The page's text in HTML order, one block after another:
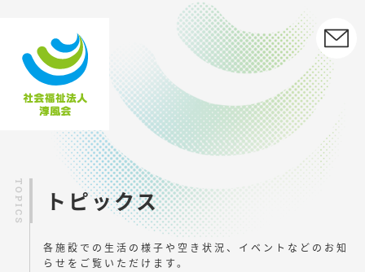
トピックス
各施設での生活の様子や空き状況、イベントなどの お知
らせをご覧いただけます。